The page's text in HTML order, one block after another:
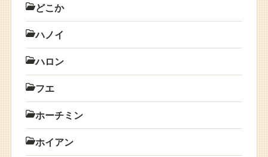
どこか
ハノイ
ハロン
フエ
ホーチミン
ホイアン